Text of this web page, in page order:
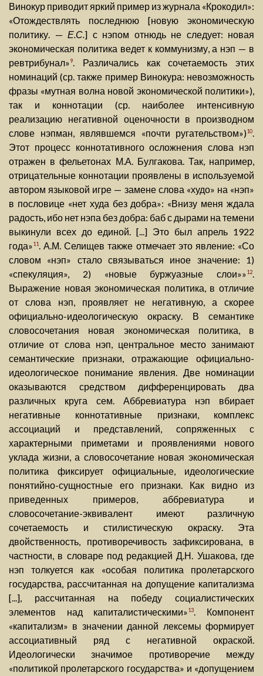
Винокур приводит яркий пример из журнала «Крокодил»:
«Отождествлять последнюю [новую экономическую
политику. — Е.С.] с нэпом отнюдь не следует: новая
экономическая политика ведет к коммунизму, а нэп — в
ревтрибунал»9. Различались как сочетаемость этих
номинаций (ср. также пример Винокура: невозможность
фразы «мутная волна новой экономической политики»),
так и коннотации (ср. наиболее интенсивную
реализацию негативной оценочности в производном
слове нэпман, являвшемся «почти ругательством»)10.
Этот процесс коннотативного осложнения слова нэп
отражен в фельетонах М.А. Булгакова. Так, например,
отрицательные коннотации проявлены в используемой
автором языковой игре — замене слова «худо» на «нэп»
в пословице «нет худа без добра»: «Внизу меня ждала
радость, ибо нет нэпа без добра: баб с дырами на темени
выкинули всех до единой. [...] Это был апрель 1922
года»11. А.М. Селищев также отмечает это явление: «Со
словом «нэп» стало связываться иное значение: 1)
«спекуляция», 2) «новые буржуазные слои»»12.
Выражение новая экономическая политика, в отличие
от слова нэп, проявляет не негативную, а скорее
официально-идеологическую окраску. В семантике
словосочетания новая экономическая политика, в
отличие от слова нэп, центральное место занимают
семантические признаки, отражающие официально-
идеологическое понимание явления. Две номинации
оказываются средством дифференцировать два
различных круга сем. Аббревиатура нэп вбирает
негативные коннотативные признаки, комплекс
ассоциаций и представлений, сопряженных с
характерными приметами и проявлениями нового
уклада жизни, а словосочетание новая экономическая
политика фиксирует официальные, идеологические
понятийно-сущностные его признаки. Как видно из
приведенных примеров, аббревиатура и
словосочетание-эквивалент имеют различную
сочетаемость и стилистическую окраску. Эта
двойственность, противоречивость зафиксирована, в
частности, в словаре под редакцией Д.Н. Ушакова, где
нэп толкуется как «особая политика пролетарского
государства, рассчитанная на допущение капитализма
[...], рассчитанная на победу социалистических
элементов над капиталистическими»13. Компонент
«капитализм» в значении данной лексемы формирует
ассоциативный ряд с негативной окраской.
Идеологически значимое противоречие между
«политикой пролетарского государства» и «допущением